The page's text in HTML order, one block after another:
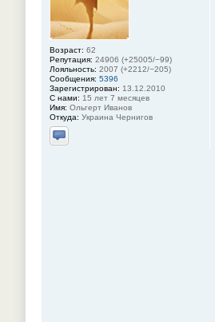
Возраст: 62
Репутация: 24906 (+25005/−99)
Лояльность: 2007 (+2212/−205)
Сообщения: 5396
Зарегистрирован: 13.12.2010
С нами: 15 лет 7 месяцев
Имя: Ольгерт Иванов
Откуда: Украина Чернигов
Отправить личное сообщение